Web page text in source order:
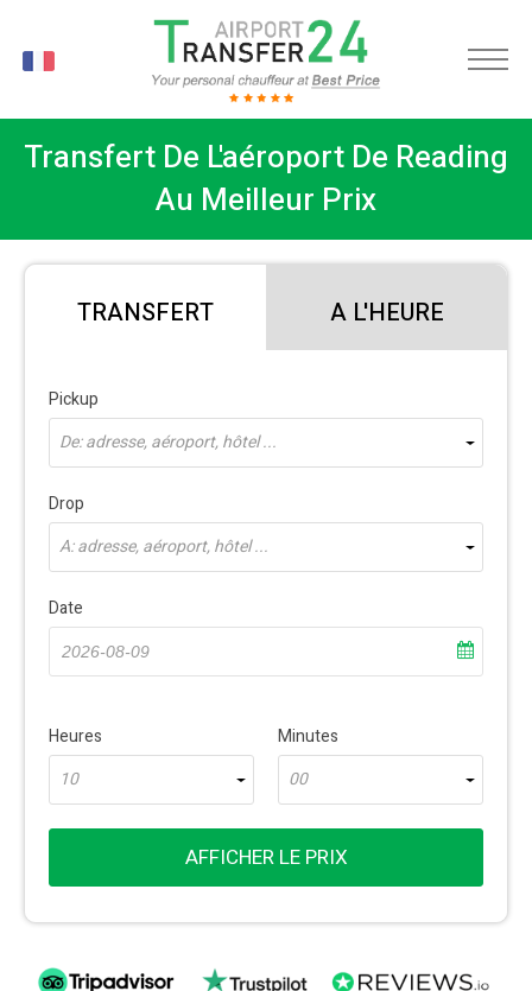
Transfert De L'aéroport De Reading
Au Meilleur Prix
TRANSFERT A L'HEURE
Pickup
De: adresse, aéroport, hôtel ...
Drop
À: adresse, aéroport, hôtel ...
Date
Heures
10
Minutes
00
AFFICHER LE PRIX